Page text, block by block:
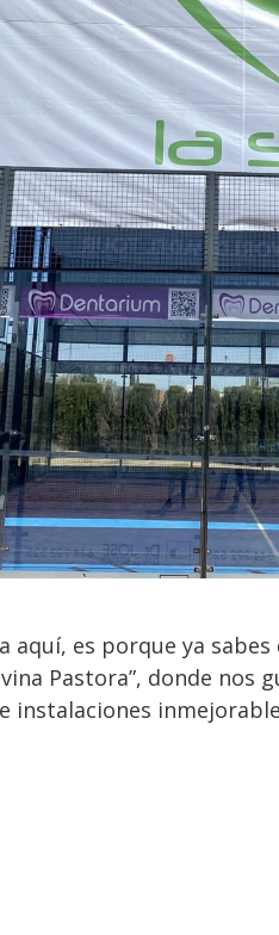
aquí, es porque ya
Pastora”, donde
instalaciones